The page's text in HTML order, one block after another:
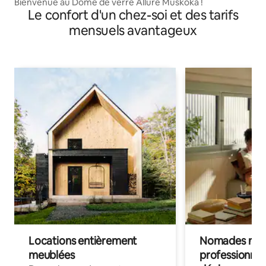
Le confort d'un chez-soi et des tarifs
mensuels avantageux
Locations entièrement
meublées
Nomades